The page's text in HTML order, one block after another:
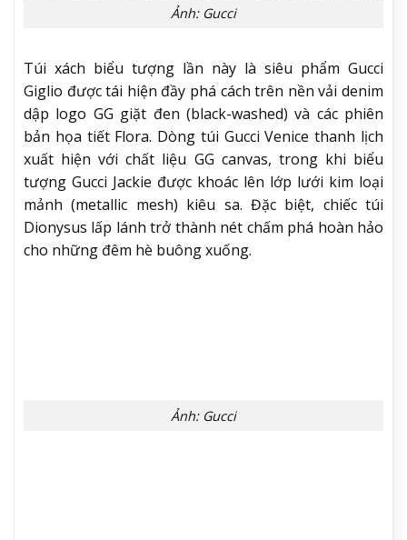
Ảnh: Gucci
Túi xách biểu tượng lần này là siêu phẩm Gucci
Giglio được tái hiện đầy phá cách trên nền vải denim
dập logo GG giặt đen (black-washed) và các phiên
bản họa tiết Flora. Dòng túi Gucci Venice thanh lịch
xuất hiện với chất liệu GG canvas, trong khi biểu
tượng Gucci Jackie được khoác lên lớp lưới kim loại
mảnh (metallic mesh) kiêu sa. Đặc biệt, chiếc túi
Dionysus lấp lánh trở thành nét chấm phá hoàn hảo
cho những đêm hè buông xuống.